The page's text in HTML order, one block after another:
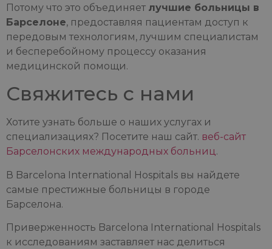
Потому что это объединяет лучшие больницы в
Барселоне, предоставляя пациентам доступ к
передовым технологиям, лучшим специалистам
и бесперебойному процессу оказания
медицинской помощи.
Свяжитесь с нами
Хотите узнать больше о наших услугах и
специализациях? Посетите наш сайт. веб-сайт
Барселонских международных больниц.
В Barcelona International Hospitals вы найдете
самые престижные больницы в городе
Барселона.
Приверженность Barcelona International Hospitals
к исследованиям заставляет нас делиться